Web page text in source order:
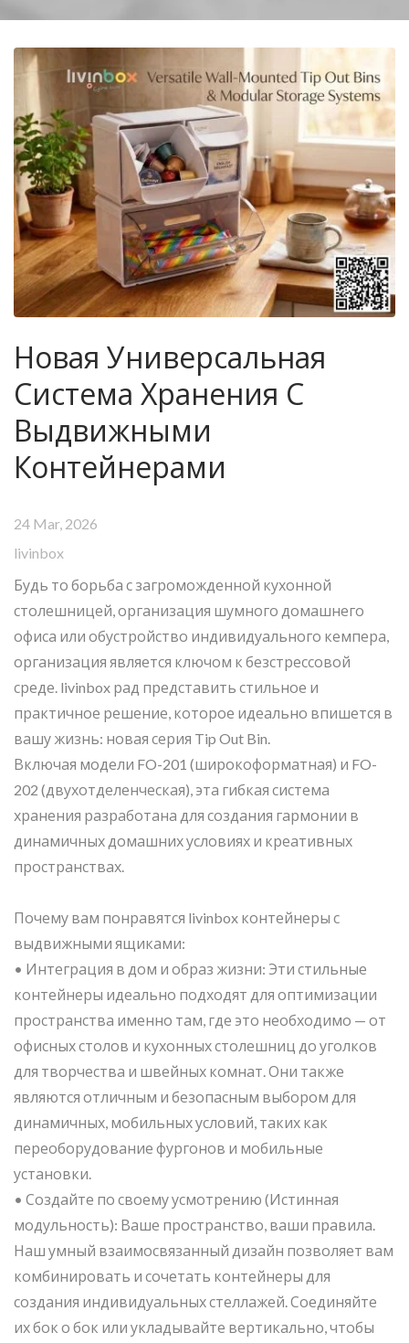
Новая Универсальная
Система Хранения С
Выдвижными
Контейнерами
24 Mar, 2026
livinbox
Будь то борьба с загроможденной кухонной
столешницей, организация шумного домашнего
офиса или обустройство индивидуального кемпера,
организация является ключом к безстрессовой
среде. livinbox рад представить стильное и
практичное решение, которое идеально впишется в
вашу жизнь: новая серия Tip Out Bin.
Включая модели FO-201 (широкоформатная) и FO-
202 (двухотделенческая), эта гибкая система
хранения разработана для создания гармонии в
динамичных домашних условиях и креативных
пространствах.
Почему вам понравятся livinbox контейнеры с
выдвижными ящиками:
• Интеграция в дом и образ жизни: Эти стильные
контейнеры идеально подходят для оптимизации
пространства именно там, где это необходимо — от
офисных столов и кухонных столешниц до уголков
для творчества и швейных комнат. Они также
являются отличным и безопасным выбором для
динамичных, мобильных условий, таких как
переоборудование фургонов и мобильные
установки.
• Создайте по своему усмотрению (Истинная
модульность): Ваше пространство, ваши правила.
Наш умный взаимосвязанный дизайн позволяет вам
комбинировать и сочетать контейнеры для
создания индивидуальных стеллажей. Соединяйте
их бок о бок или укладывайте вертикально, чтобы